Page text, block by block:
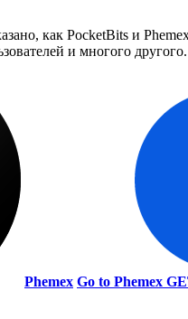
как PocketBits и
и многого другого.
Phemex Go to Phemex